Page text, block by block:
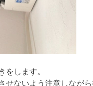
をします。
ないよう注意しながら